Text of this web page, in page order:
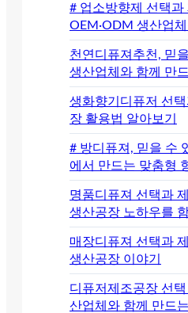
# 업소방향제 선택과
OEM·ODM 생산업
천연디퓨져추천, 믿
생산업체와 함께 만
생화향기디퓨저 선
장 활용법 알아보기
# 방디퓨져, 믿을 수
에서 만드는 맞춤형
명품디퓨져 선택과
생산공장 노하우를
매장디퓨져 선택과
생산공장 이야기
디퓨저제조공장 선
산업체와 함께 만드